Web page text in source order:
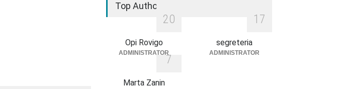
ANNO 2026
Senza categoria 2 Marzo 2026
Senza categoria 2 Marzo 2026
BANDO DI AVVISO
Senza categoria 18 Novembre 2025
Top Authors
20
Opi Rovigo
ADMINISTRATOR
1 7
segreteria
ADMINISTRATOR
7
Marta Zanin